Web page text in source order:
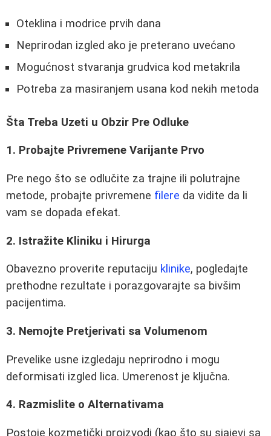
Oteklina i modrice prvih dana
Neprirodan izgled ako je preterano uvećano
Mogućnost stvaranja grudvica kod metakrila
Potreba za masiranjem usana kod nekih metoda
Šta Treba Uzeti u Obzir Pre Odluke
1. Probajte Privremene Varijante Prvo
Pre nego što se odlučite za trajne ili polutrajne
metode, probajte privremene filere da vidite da li
vam se dopada efekat.
2. Istražite Kliniku i Hirurga
Obavezno proverite reputaciju klinike, pogledajte
prethodne rezultate i porazgovarajte sa bivšim
pacijentima.
3. Nemojte Pretjerivati sa Volumenom
Prevelike usne izgledaju neprirodno i mogu
deformisati izgled lica. Umerenost je ključna.
4. Razmislite o Alternativama
Postoje kozmetički proizvodi (kao što su sjajevi sa